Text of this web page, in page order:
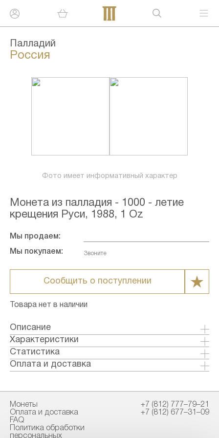
Палладий
Россия
Фото имеет информативный характер
Монета из палладия - 1000 - летие
крещения Руси, 1988, 1 Oz
Мы продаем:
Мы покупаем: Звоните
Сообщить о поступлении
Товара нет в наличии
Описание
Характеристики
Металл: Палладий
Страна: Россия
Годы выпуска: 1988
Проба: 999
Вес общий гр.: 31.1
Вес чистый гр.: 31.1
Статистика
Статистические данные по данному товару
Оплата и доставка
Наличными в офисе
Способы доставки:
Монеты
Оплата и доставка
FAQ
Политика обработки
персональных
+7 (812) 777–79–21
+7 (812) 677–31–09